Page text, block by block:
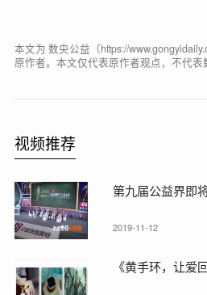
本文为 数央公益（https://
原作者。本文仅代表原作者观点，不代表
视频推荐
第九届公益界即
2019-11-12
《黄手环，让爱